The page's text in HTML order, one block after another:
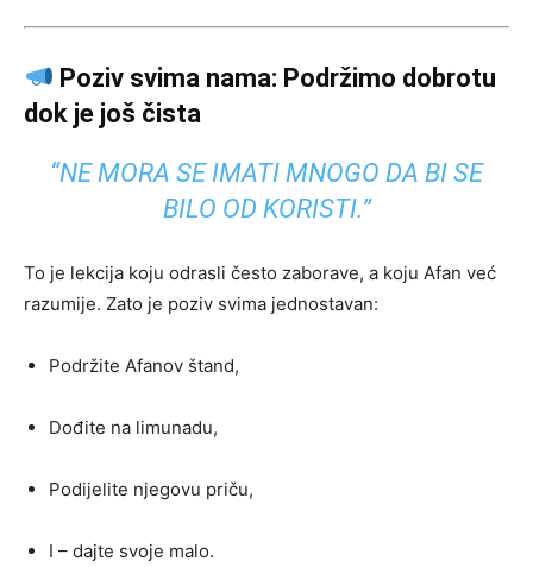
Poziv svima nama: Podržimo dobrotu
dok je još čista
“NE MORA SE IMATI MNOGO DA BI SE
BILO OD KORISTI.”
To je lekcija koju odrasli često zaborave, a koju Afan već
razumije. Zato je poziv svima jednostavan:
Podržite Afanov štand,
Dođite na limunadu,
Podijelite njegovu priču,
I – dajte svoje malo.